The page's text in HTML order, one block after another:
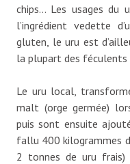
chips… Les usages du
l’ingrédient vedette
gluten, le uru est
la plupart des féculents
Le uru local,
malt (orge germée)
puis sont ensuite
fallu 400 kilogrammes
2 tonnes de uru frais)